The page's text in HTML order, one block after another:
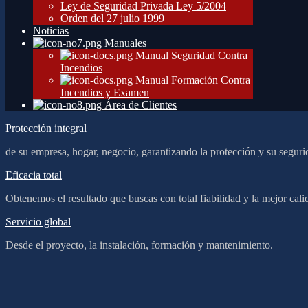
Ley de Seguridad Privada Ley 5/2004
Orden del 27 julio 1999
Noticias
Manuales
Manual Seguridad Contra
Incendios
Manual Formación Contra
Incendios y Examen
Área de Clientes
Protección integral
de su empresa, hogar, negocio, garantizando la protección y su
Eficacia total
Obtenemos el resultado que buscas con total fiabilidad y la mejor
Servicio global
Desde el proyecto, la instalación, formación y mantenimiento.